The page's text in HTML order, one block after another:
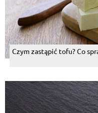
Czym zastąpić tofu? Co